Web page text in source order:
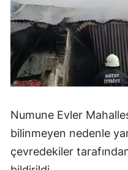
Numune Evler
bilinmeyen nedenle
çevredekiler